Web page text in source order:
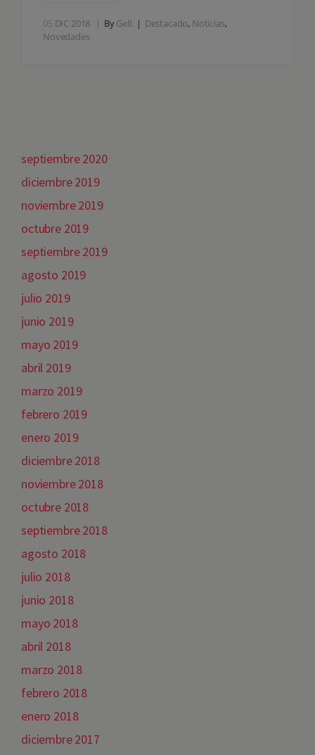
05 DIC 2018 ByGelt Destacado, Noticias,
Novedades
septiembre 2020
diciembre 2019
noviembre 2019
octubre 2019
septiembre 2019
agosto 2019
julio 2019
junio 2019
mayo 2019
abril 2019
marzo 2019
febrero 2019
enero 2019
diciembre 2018
noviembre 2018
octubre 2018
septiembre 2018
agosto 2018
julio 2018
junio 2018
mayo 2018
abril 2018
marzo 2018
febrero 2018
enero 2018
diciembre 2017